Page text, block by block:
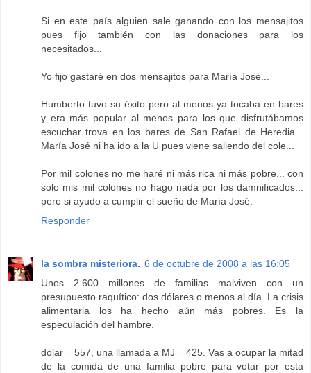
Si en este país alguien sale ganando con los mensajitos
pues fijo también con las donaciones para los
necesitados...
Yo fijo gastaré en dos mensajitos para María José...
Humberto tuvo su éxito pero al menos ya tocaba en bares
y era más popular al menos para los que disfrutábamos
escuchar trova en los bares de San Rafael de Heredia...
María José ni ha ido a la U pues viene saliendo del cole...
Por mil colones no me haré ni más rica ni más pobre... con
solo mis mil colones no hago nada por los damnificados...
pero si ayudo a cumplir el sueño de María José.
Responder
la sombra misteriora. 6 de octubre de 2008 a las 16:05
Unos 2.600 millones de familias malviven con un
presupuesto raquítico: dos dólares o menos al día. La crisis
alimentaria los ha hecho aún más pobres. Es la
especulación del hambre.
dólar = 557, una llamada a MJ = 425. Vas a ocupar la mitad
de la comida de una familia pobre para votar por esta